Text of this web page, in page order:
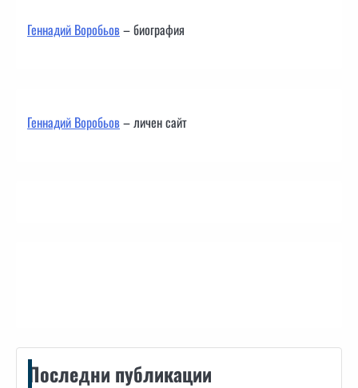
Геннадий Воробьов– биография
Геннадий Воробьов– личен сайт
Последни публикации